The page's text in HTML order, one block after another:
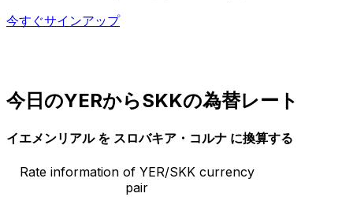
今すぐサインアップ
今日のYERからSKKの為替レート
イエメンリアル を スロバキア・コルナ に換算する
Rate information of YER/SKK currency
pair